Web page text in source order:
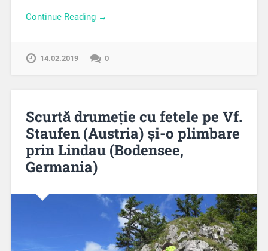
Continue Reading →
14.02.2019 0
Scurtă drumeție cu fetele pe Vf.
Staufen (Austria) și-o plimbare
prin Lindau (Bodensee,
Germania)